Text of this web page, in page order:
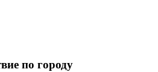
по городу